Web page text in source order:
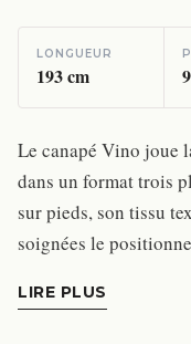
LONGUEUR
193cm
Le canapé Vino joue
dans un format trois
sur pieds, son tissu
soignées le
LIRE PLUS